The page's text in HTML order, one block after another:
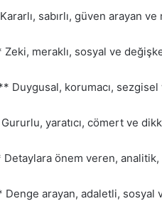
sabırlı, güven arayan
meraklı, sosyal ve
Duygusal, korumacı, sezgisel
yaratıcı, cömert ve
önem veren, analitik,
arayan, adaletli, sosyal